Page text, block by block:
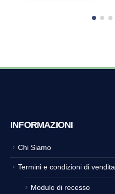
INFORMAZIONI
Chi Siamo
Termini e condizioni di vendita
Modulo di recesso